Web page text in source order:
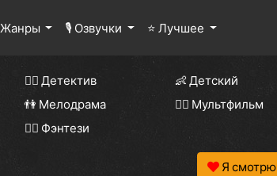
Жанры 🎙 Озвучки ⭐ Лучшее
🕵️‍♂️ Детектив 👶 Детский
👫 Мелодрама 🧚‍♀️ Мультфильм
🧝‍♂️ Фэнтези
Я смотрю